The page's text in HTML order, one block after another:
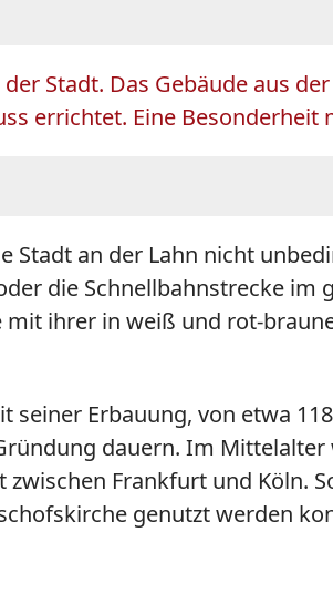
Stadt. Das Gebäude aus
errichtet. Eine
an der Lahn nicht
die Schnellbahnstrecke
ihrer in weiß und rot-
Erbauung, von etwa
dauern. Im
Frankfurt und Köln.
genutzt werden